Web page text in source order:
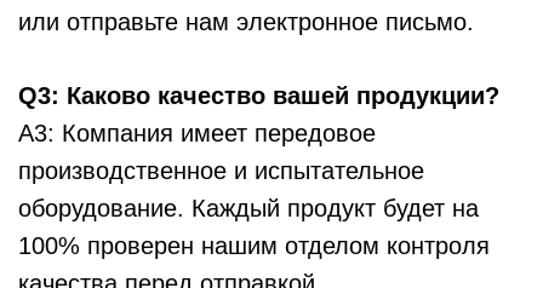
или отправьте нам электронное письмо.
Q3: Каково качество вашей продукции?
A3: Компания имеет передовое
производственное и испытательное
оборудование. Каждый продукт будет на
100% проверен нашим отделом контроля